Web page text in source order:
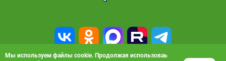
Мы используем файлы cookie. Продолжая использоваь